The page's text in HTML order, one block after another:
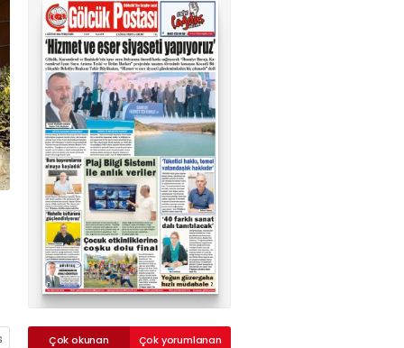
Çok okunan
Çok yorumlanan
02624132333
haber@golcukpostasi.com